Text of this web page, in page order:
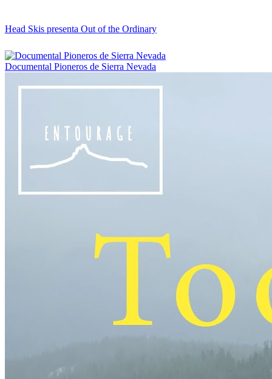
Head Skis presenta Out of the Ordinary
Documental Pioneros de Sierra Nevada